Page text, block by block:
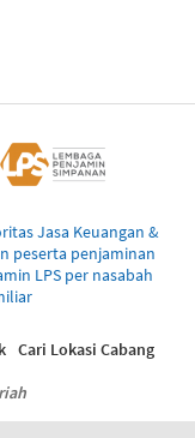
Jasa Keuangan &
peserta penjaminan
LPS per nasabah
Cari Lokasi Cabang